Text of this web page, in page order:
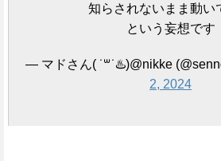
知らされないまま動い
という妄想です
— マドさん( ˙꒳​˙♨️)@nikke
2, 2024